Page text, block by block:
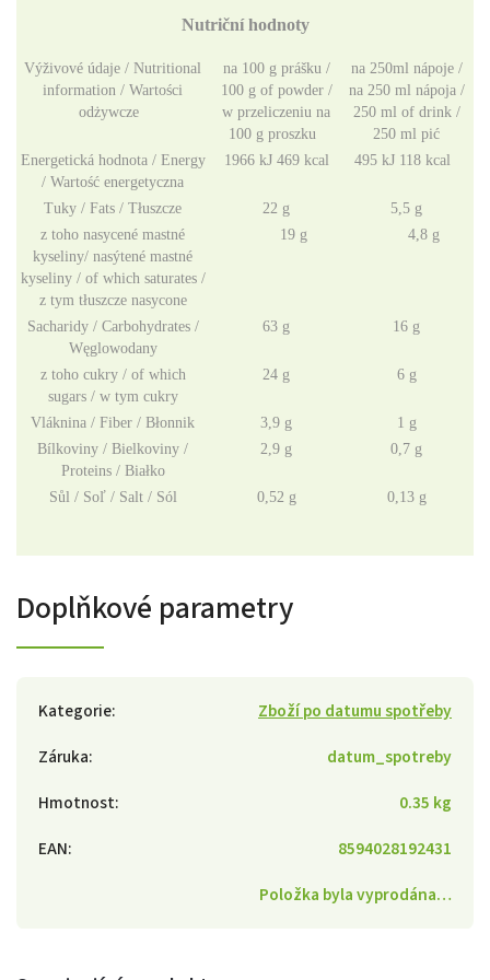
Nutriční hodnoty
Výživové údaje / Nutritional
information / Wartości
odżywcze
na 100 g prášku /
100 g of powder /
w przeliczeniu na
100 g proszku
na 250ml nápoje /
na 250 ml nápoja /
250 ml of drink /
250 ml pić
Energetická hodnota / Energy
/ Wartość energetyczna
1966 kJ 469 kcal 495 kJ 118 kcal
Tuky / Fats / Tłuszcze 22 g
5,5 g
z toho nasycené mastné
kyseliny/ nasýtené mastné
kyseliny / of which saturates /
z tym tłuszcze nasycone
19 g 4,8 g
Sacharidy / Carbohydrates /
Węglowodany
63 g 16 g
z toho cukry / of which
sugars / w tym cukry
24 g 6 g
Vláknina / Fiber / Błonnik 3,9 g
1 g
Bílkoviny / Bielkoviny /
Proteins / Białko
2,9 g 0,7 g
Sůl / Soľ / Salt / Sól 0,52 g 0,13 g
Doplňkové parametry
Kategorie:
Zboží po datumu spotřeby
Záruka:
datum_spotreby
Hmotnost:
0.35 kg
EAN:
8594028192431
Položka byla vyprodána…